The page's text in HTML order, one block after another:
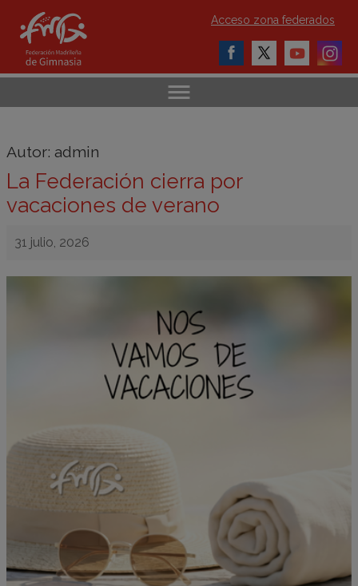
Acceso zona federados
Autor: admin
La Federación cierra por
vacaciones de verano
31 julio, 2026